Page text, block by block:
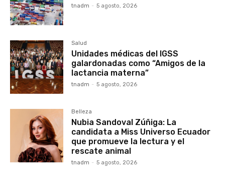
tnadm - 5 agosto, 2026
Salud
Unidades médicas del IGSS
galardonadas como “Amigos de la
lactancia materna”
tnadm - 5 agosto, 2026
Belleza
Nubia Sandoval Zúñiga: La
candidata a Miss Universo Ecuador
que promueve la lectura y el
rescate animal
tnadm - 5 agosto, 2026